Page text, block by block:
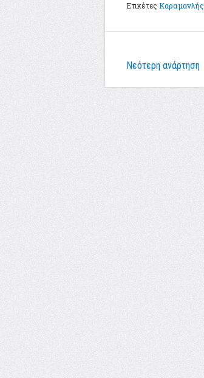
ΕτικέτεςΚαραμανλής
Νεότερη ανάρτηση